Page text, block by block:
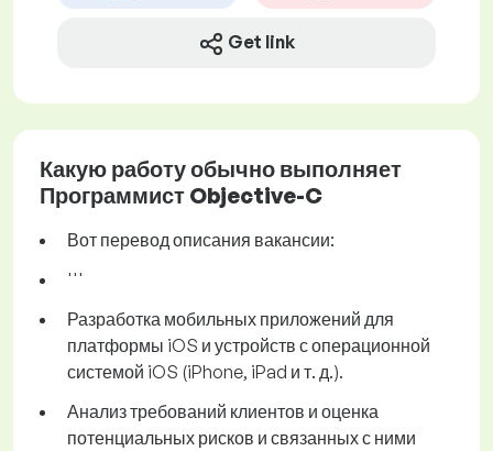
Get link
Какую работу обычно выполняет
Программист Objective-C
Вот перевод описания вакансии:
'''
Разработка мобильных приложений для
платформы iOS и устройств с операционной
системой iOS (iPhone, iPad и т. д.).
Анализ требований клиентов и оценка
потенциальных рисков и связанных с ними